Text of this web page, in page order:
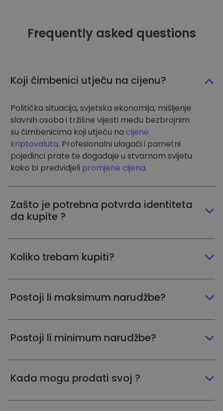
Frequently asked questions
Koji čimbenici utječu na cijenu?
Politička situacija, svjetska ekonomija, mišljenje
slavnih osoba i tržišne vijesti među bezbrojnim
su čimbenicima koji utječu na cijene
kriptovaluta. Profesionalni ulagači i pametni
pojedinci prate te događaje u stvarnom svijetu
kako bi predvidjeli promjene cijena.
Zašto je potrebna potvrda identiteta
da kupite ?
Koliko trebam kupiti?
Postoji li maksimum narudžbe?
Postoji li minimum narudžbe?
Kada mogu prodati svoj ?